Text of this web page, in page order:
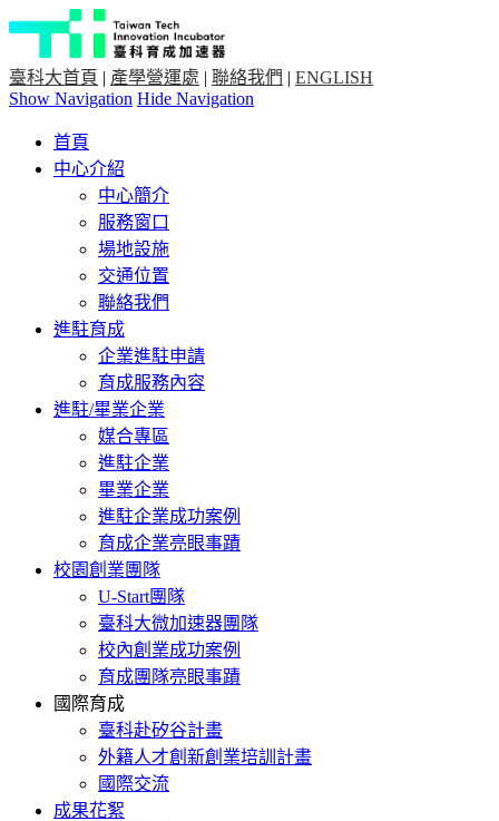
臺科大首頁 | 產學營運處 | 聯絡我們 | ENGLISH
Show Navigation Hide Navigation
首頁
中心介紹
中心簡介
服務窗口
場地設施
交通位置
聯絡我們
進駐育成
企業進駐申請
育成服務內容
進駐/畢業企業
媒合專區
進駐企業
畢業企業
進駐企業成功案例
育成企業亮眼事蹟
校園創業團隊
U-Start團隊
臺科大微加速器團隊
校內創業成功案例
育成團隊亮眼事蹟
國際育成
臺科赴矽谷計畫
外籍人才創新創業培訓計畫
國際交流
成果花絮